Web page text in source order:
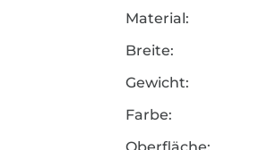
Material:
Breite:
Gewicht:
Farbe: